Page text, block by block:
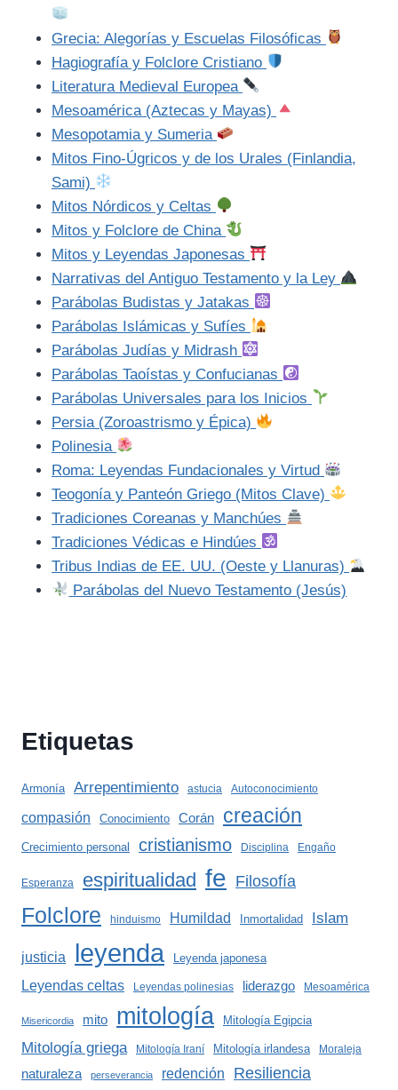
Grecia: Alegorías y Escuelas Filosóficas
Hagiografía y Folclore Cristiano
Literatura Medieval Europea
Mesoamérica (Aztecas y Mayas)
Mesopotamia y Sumeria
Mitos Fino-Úgricos y de los Urales (Finlandia,
Sami)
Mitos Nórdicos y Celtas
Mitos y Folclore de China
Mitos y Leyendas Japonesas
Narrativas del Antiguo Testamento y la Ley
Parábolas Budistas y Jatakas
Parábolas Islámicas y Sufíes
Parábolas Judías y Midrash
Parábolas Taoístas y Confucianas
Parábolas Universales para los Inicios
Persia (Zoroastrismo y Épica)
Polinesia
Roma: Leyendas Fundacionales y Virtud
Teogonía y Panteón Griego (Mitos Clave)
Tradiciones Coreanas y Manchúes
Tradiciones Védicas e Hindúes
Tribus Indias de EE. UU. (Oeste y Llanuras)
Parábolas del Nuevo Testamento (Jesús)
Etiquetas
Armonía Arrepentimiento astucia Autoconocimiento
compasión Conocimiento Corán creación
Crecimiento personal cristianismo Disciplina Engaño
Esperanza espiritualidad fe Filosofía
Folclore hinduismo Humildad Inmortalidad Islam
justicia leyenda Leyenda japonesa
Leyendas celtas Leyendas polinesias liderazgo Mesoamérica
Misericordia mito mitología Mitología Egipcia
Mitología griega Mitología Iraní Mitología irlandesa Moraleja
naturaleza perseverancia redención Resiliencia